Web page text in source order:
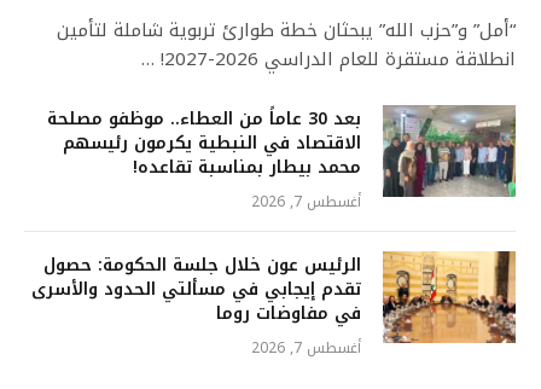
“أمل” و”حزب الله” يبحثان خطة طوارئ تربوية شاملة لتأمين
انطلاقة مستقرة للعام الدراسي 2026-2027! …
بعد 30 عاماً من العطاء.. موظفو مصلحة
الاقتصاد في النبطية يكرمون رئيسهم
محمد بيطار بمناسبة تقاعده!
أغسطس 7, 2026
الرئيس عون خلال جلسة الحكومة: حصول
تقدم إيجابي في مسألتي الحدود والأسرى
في مفاوضات روما
أغسطس 7, 2026